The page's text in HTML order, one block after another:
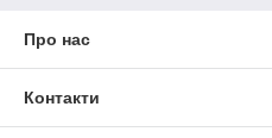
Про нас
Контакти